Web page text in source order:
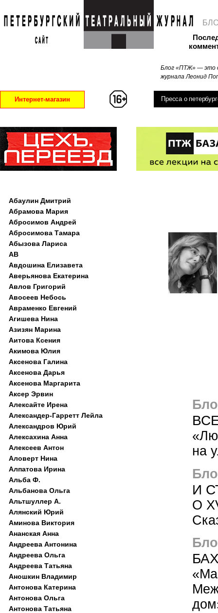
Блог «ПТЖ» — это
журнала Леонид
Интернет-магазин Пресса о
на
И
О
Абаулин Дмитрий
Абрамова Мария
Абросимов Андрей
Абросимова Тамара
Абызова Лариса
АВ
Авдошина Елизавета
Аверьянова Екатерина
Авлов Григорий
Авосеев Небось
Авраменко Евгений
Агишева Нина
Азизян Марина
Аитова Ксения
Акимова Юлия
Аксенова Галина
Аксенова Дарья
Аксенова Маргарита
Аксер Эрвин
Алексайте Ирена
Александер-Гарретт Лейла
Александров Юрий
Алексахина Анна
Алексеев Антон
Аловерт Нина
Алпатова Ирина
Альба Ф.
Альбанова Ольга
Альтшуллер А.
Алянский Юрий
Аминова Виктория
Ананская Анна
Андреева Антонина
Андреева Ольга
Андреева Татьяна
Аношкин Владимир
Антонова Катерина
Антонова Ольга
Антонова Татьяна